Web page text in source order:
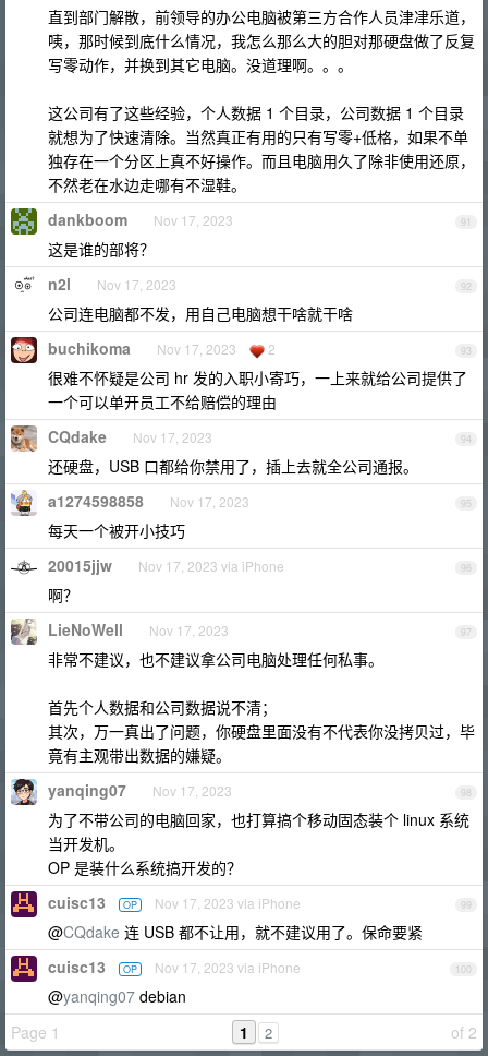
直到部门解散，前领导的办公电脑被第三方合作人员津冿乐道，
咦，那时候到底什么情况，我怎么那么大的胆对那硬盘做了反复
写零动作，并换到其它电脑。没道理啊。。。
这公司有了这些经验，个人数据 1 个目录，公司数据 1 个目录
就想为了快速清除。当然真正有用的只有写零+低格，如果不单
独存在一个分区上真不好操作。而且电脑用久了除非使用还原，
不然老在水边走哪有不湿鞋。
91
dankboom Nov 17, 2023
这是谁的部将？
92
n2l Nov 17, 2023
公司连电脑都不发，用自己电脑想干啥就干啥
93
buchikoma Nov 17, 2023 2
很难不怀疑是公司 hr 发的入职小寄巧，一上来就给公司提供了
一个可以单开员工不给赔偿的理由
94
CQdake Nov 17, 2023
还硬盘，USB 口都给你禁用了，插上去就全公司通报。
95
a1274598858 Nov 17, 2023
每天一个被开小技巧
96
20015jjw Nov 17, 2023 via iPhone
啊？
97
LieNoWell Nov 17, 2023
非常不建议，也不建议拿公司电脑处理任何私事。
首先个人数据和公司数据说不清；
其次，万一真出了问题，你硬盘里面没有不代表你没拷贝过，毕
竟有主观带出数据的嫌疑。
98
yanqing07 Nov 17, 2023
为了不带公司的电脑回家，也打算搞个移动固态装个 linux 系统
当开发机。
OP 是装什么系统搞开发的？
99
cuisc13 OP Nov 17, 2023 via iPhone
@CQdake 连 USB 都不让用，就不建议用了。保命要紧
100
cuisc13 OP Nov 17, 2023 via iPhone
@yanqing07 debian
Page 1
of 2
1 2